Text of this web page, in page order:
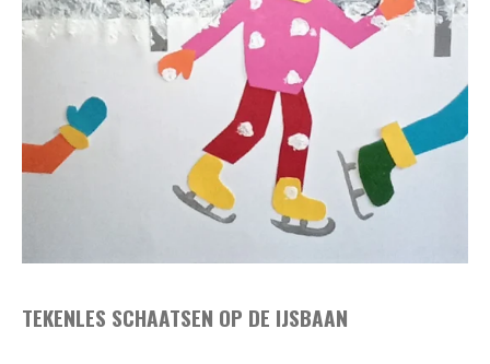
TEKENLES SCHAATSEN OP DE IJSBAAN